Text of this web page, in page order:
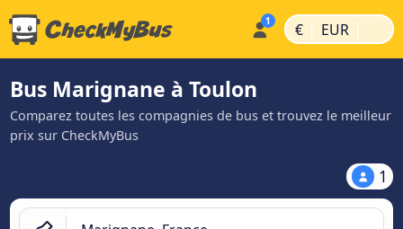
€ | EUR |
Bus Marignane à Toulon
Comparez toutes les compagnies de bus et trouvez le meilleur
prix sur CheckMyBus
1